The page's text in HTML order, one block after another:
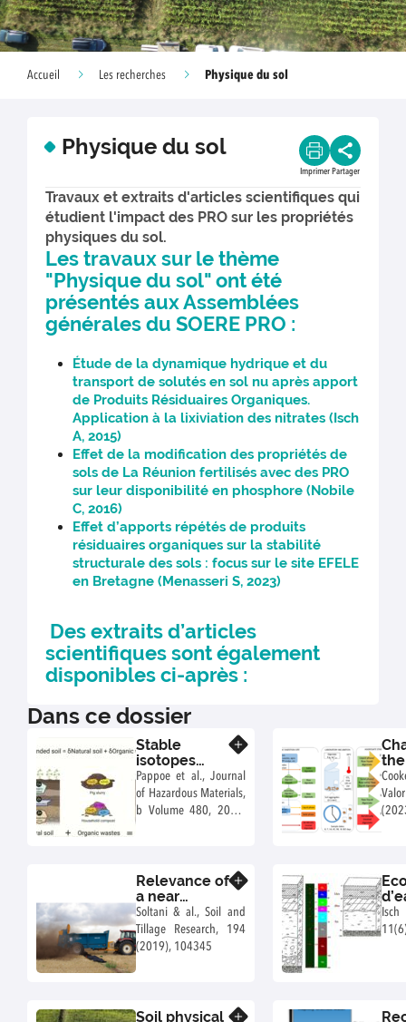
Accueil Les recherches Physique du sol
Physique du sol
Imprimer Partager
Travaux et extraits d'articles scientifiques qui
étudient l'impact des PRO sur les propriétés
physiques du sol.
Les travaux sur le thème
"Physique du sol" ont été
présentés aux Assemblées
générales du SOERE PRO :
Étude de la dynamique hydrique et du
transport de solutés en sol nu après apport
de Produits Résiduaires Organiques.
Application à la lixiviation des nitrates (Isch
A, 2015)
Effet de la modification des propriétés de
sols de La Réunion fertilisés avec des PRO
sur leur disponibilité en phosphore (Nobile
C, 2016)
Effet d’apports répétés de produits
résiduaires organiques sur la stabilité
structurale des sols : focus sur le site EFELE
en Bretagne (Menasseri S, 2023)
Des extraits d’articles
scientifiques sont également
disponibles ci-après :
Dans ce dossier
Stable
isotopes
analysis
combined
with X-ray
organic
waste-borne
copper and
zinc in
amended
Pappoe et al., Journal
of Hazardous Materials,
b Volume 480, 2024,
Relevance of
a near
infrared
spectral
index for
assessing
Soltani & al., Soil and
Tillage Research, 194
(2019), 104345
Soil physical